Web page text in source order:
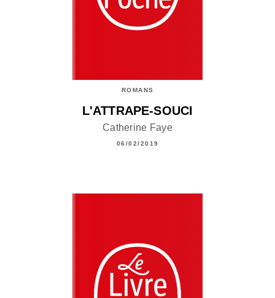
ROMANS
L'ATTRAPE-SOUCI
Catherine Faye
06/02/2019